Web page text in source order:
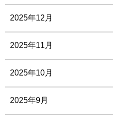
2025年12月
2025年11月
2025年10月
2025年9月